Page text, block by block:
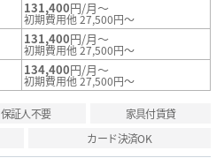
131,400円/月～
初期費用他 27,500円～
131,400円/月～
初期費用他 27,500円～
134,400円/月～
初期費用他 27,500円～
保証人不要
家具付賃貸
カード決済OK